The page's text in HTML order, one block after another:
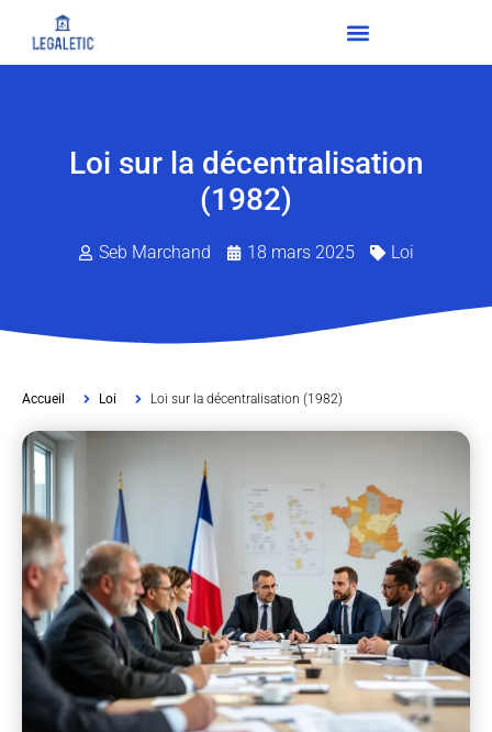
Loi sur la décentralisation
(1982)
Seb Marchand 18 mars 2025 Loi
Accueil Loi Loi sur la décentralisation (1982)